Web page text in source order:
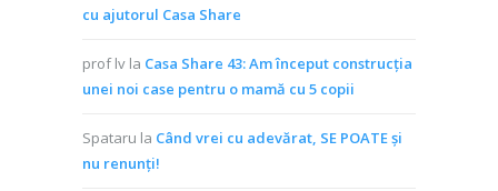
cu ajutorul Casa Share
prof lv la Casa Share 43: Am început construcția
unei noi case pentru o mamă cu 5 copii
Spataru la Când vrei cu adevărat, SE POATE și
nu renunți!